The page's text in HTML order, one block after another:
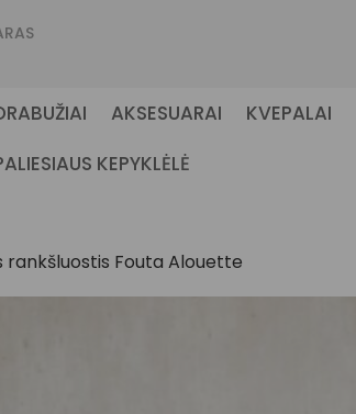
AKSESUARAI KVEPALAI
KEPYKLĖLĖ
rankšluostis Fouta Alouette